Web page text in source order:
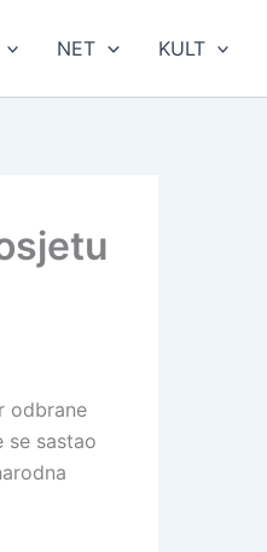
NET KULT
odbrane
se sastao